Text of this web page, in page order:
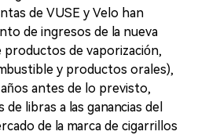
de VUSE y Velo han
de ingresos de la nueva
productos de vaporización,
y productos orales),
antes de lo previsto,
libras a las ganancias del
de la marca de cigarrillos